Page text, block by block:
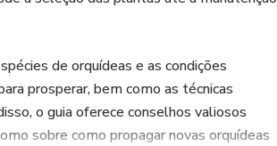
de orquídeas e as condições
prosperar, bem como as técnicas
o guia oferece conselhos valiosos
sobre como propagar novas orquídeas